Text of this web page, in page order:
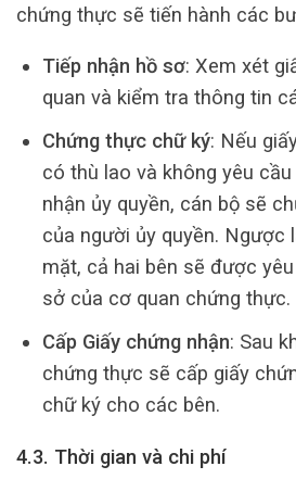
chứng thực sẽ tiến hành các
Tiếp nhận hồ sơ: Xem xét
quan và kiểm tra thông tin
Chứng thực chữ ký: Nếu
có thù lao và không yêu
nhận ủy quyền, cán bộ sẽ
của người ủy quyền. Ngược
mặt, cả hai bên sẽ được
sở của cơ quan chứng thực.
Cấp Giấy chứng nhận: Sau
chứng thực sẽ cấp giấy
chữ ký cho các bên.
4.3. Thời gian và chi phí